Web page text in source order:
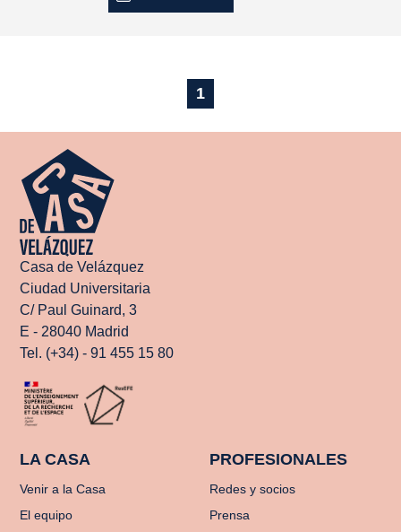
1
Casa de Velázquez
Ciudad Universitaria
C/ Paul Guinard, 3
E - 28040 Madrid
Tel. (+34) - 91 455 15 80
LA CASA
Venir a la Casa
El equipo
PROFESIONALES
Redes y socios
Prensa